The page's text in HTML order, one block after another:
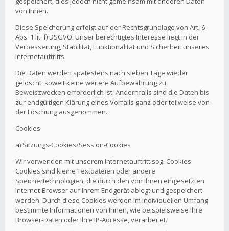
von Ihnen.
Diese Speicherung erfolgt auf der Rechtsgrundlage von Art. 6
Abs. 1 lit. f) DSGVO. Unser berechtigtes Interesse liegt in der
Verbesserung, Stabilität, Funktionalität und Sicherheit unseres
Internetauftritts.
Die Daten werden spätestens nach sieben Tage wieder
gelöscht, soweit keine weitere Aufbewahrung zu
Beweiszwecken erforderlich ist. Andernfalls sind die Daten bis
zur endgültigen Klärung eines Vorfalls ganz oder teilweise von
der Löschung ausgenommen.
Cookies
a) Sitzungs-Cookies/Session-Cookies
Wir verwenden mit unserem Internetauftritt sog. Cookies.
Cookies sind kleine Textdateien oder andere
Speichertechnologien, die durch den von Ihnen eingesetzten
Internet-Browser auf Ihrem Endgerät ablegt und gespeichert
werden. Durch diese Cookies werden im individuellen Umfang
bestimmte Informationen von Ihnen, wie beispielsweise Ihre
Browser-Daten oder Ihre IP-Adresse, verarbeitet.